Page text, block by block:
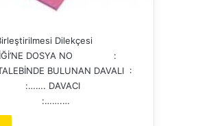
Dilekçesi
DOSYA NO :
BULUNAN DAVALI :
:……. DAVACI
:…….…